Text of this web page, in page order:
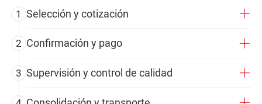
1 Selección y cotización
2 Confirmación y pago
3 Supervisión y control de calidad